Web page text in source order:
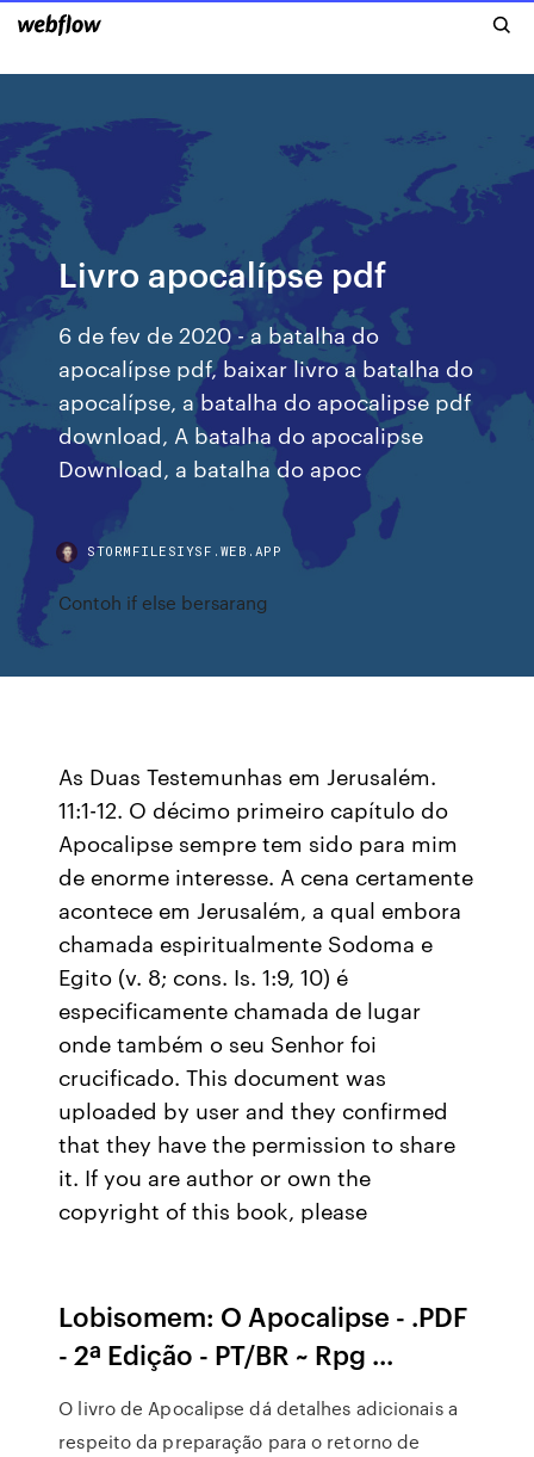
Livro apocalípse pdf
6 de fev de 2020 - a batalha do
apocalípse pdf, baixar livro a batalha do
apocalípse, a batalha do apocalipse pdf
download, A batalha do apocalipse
Download, a batalha do apoc
STORMFILESIYSF.WEB.APP
Contoh if else bersarang
As Duas Testemunhas em Jerusalém.
11:1-12. O décimo primeiro capítulo do
Apocalipse sempre tem sido para mim
de enorme interesse. A cena certamente
acontece em Jerusalém, a qual embora
chamada espiritualmente Sodoma e
Egito (v. 8; cons. Is. 1:9, 10) é
especificamente chamada de lugar
onde também o seu Senhor foi
crucificado. This document was
uploaded by user and they confirmed
that they have the permission to share
it. If you are author or own the
copyright of this book, please
Lobisomem: O Apocalipse - .PDF
- 2ª Edição - PT/BR ~ Rpg ...
O livro de Apocalipse dá detalhes adicionais a
respeito da preparação para o retorno de